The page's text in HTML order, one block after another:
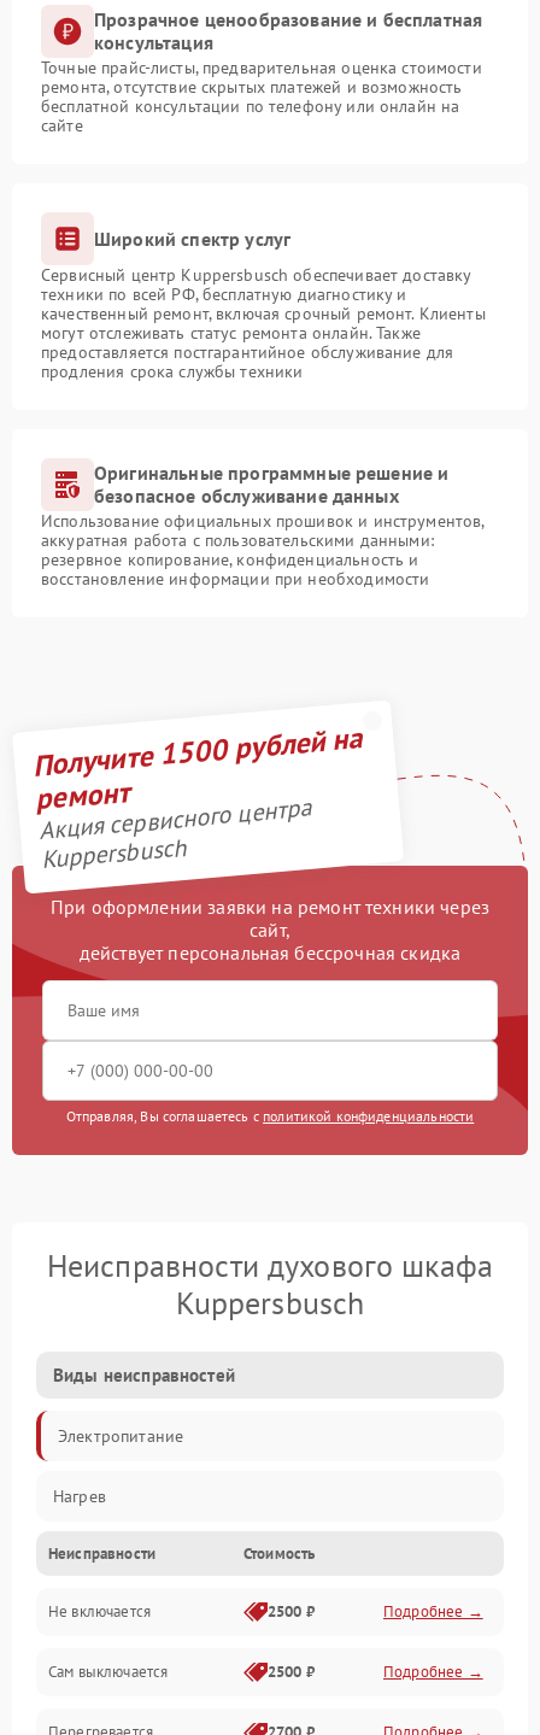
Прозрачное ценообразование и бесплатная
консультация
Точные прайс-листы, предварительная оценка стоимости
ремонта, отсутствие скрытых платежей и возможность
бесплатной консультации по телефону или онлайн на
сайте
Широкий спектр услуг
Сервисный центр Kuppersbusch обеспечивает доставку
техники по всей РФ, бесплатную диагностику и
качественный ремонт, включая срочный ремонт. Клиенты
могут отслеживать статус ремонта онлайн. Также
предоставляется постгарантийное обслуживание для
продления срока службы техники
Оригинальные программные решение и
безопасное обслуживание данных
Использование официальных прошивок и инструментов,
аккуратная работа с пользовательскими данными:
резервное копирование, конфиденциальность и
восстановление информации при необходимости
Получите 1500 рублей на
ремонт
Акция сервисного центра
Kuppersbusch
При оформлении заявки на ремонт техники через
сайт,
действует персональная бессрочная скидка
Отправляя, Вы соглашаетесь с политикой конфиденциальности
Неисправности духового шкафа
Kuppersbusch
Виды неисправностей
Электропитание
Нагрев
Неисправности Стоимость
Не включается 2500 ₽ Подробнее →
Сам выключается 2500 ₽ Подробнее →